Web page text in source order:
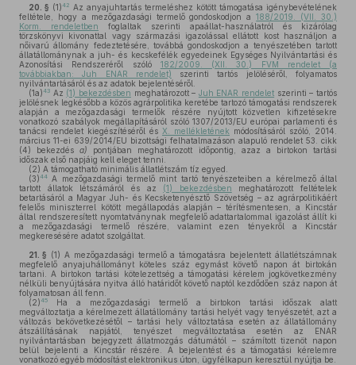
20. § (1)42 Az anyajuhtartás termeléshez kötött támogatása igénybevételének
feltétele, hogy a mezőgazdasági termelő gondoskodjon a188/2019. (VII. 30.)
Korm. rendeletben foglaltak szerinti apaállat-használatról és kizárólag
törzskönyvi kivonattal vagy származási igazolással ellátott kost használjon a
nőivarú állomány fedeztetésére, továbbá gondoskodjon a tenyészetében tartott
állatállománynak a juh- és kecskefélék egyedeinek Egységes Nyilvántartási és
Azonosítási Rendszeréről szóló 182/2009. (XII. 30.) FVM rendelet (a
továbbiakban: Juh ENAR rendelet) szerinti tartós jelöléséről, folyamatos
nyilvántartásáról és az adatok bejelentéséről.
(1a)43 Az (1) bekezdésben meghatározott – Juh ENAR rendelet szerinti – tartós
jelölésnek legkésőbb a közös agrárpolitika keretébe tartozó támogatási rendszerek
alapján a mezőgazdasági termelők részére nyújtott közvetlen kifizetésekre
vonatkozó szabályok megállapításáról szóló 1307/2013/EU európai parlamenti és
tanácsi rendelet kiegészítéséről és X. mellékletének módosításáról szóló, 2014.
március 11-ei 639/2014/EU bizottsági felhatalmazáson alapuló rendelet 53. cikk
(4) bekezdésa)
pontjában meghatározott időpontig, azaz a birtokon tartási
időszak első napjáig kell eleget tenni.
(2) A támogatható minimális állatlétszám tíz egyed.
(3)44 A mezőgazdasági termelő mint tartó tenyészeteiben a kérelmező által
tartott állatok létszámáról és az (1) bekezdésben meghatározott feltételek
betartásáról a Magyar Juh- és Kecsketenyésztő Szövetség – az agrárpolitikáért
felelős miniszterrel kötött megállapodás alapján – térítésmentesen, a Kincstár
által rendszeresített nyomtatványnak megfelelő adattartalommal igazolást állít ki
a mezőgazdasági termelő részére, valamint ezen tényekről a Kincstár
megkeresésére adatot szolgáltat.
21. § (1) A mezőgazdasági termelő a támogatásra bejelentett állatlétszámnak
megfelelő anyajuhállományt köteles száz egymást követő napon át birtokán
tartani. A birtokon tartási kötelezettség a támogatási kérelem jogkövetkezmény
nélküli benyújtására nyitva álló határidőt követő naptól kezdődően száz napon át
folyamatosan áll fenn.
(2)45
Ha a mezőgazdasági termelő a birtokon tartási időszak alatt
megváltoztatja a kérelmezett állatállomány tartási helyét vagy tenyészetét, azt a
változás bekövetkezésétől – tartási hely változtatása esetén az állatállomány
átszállításának napjától, tenyészet megváltoztatása esetén az ENAR
nyilvántartásban bejegyzett állatmozgás dátumától – számított tizenöt napon
belül bejelenti a Kincstár részére. A bejelentést és a támogatási kérelemre
vonatkozó egyéb módosítást elektronikus úton, ügyfélkapun keresztül nyújtja be.